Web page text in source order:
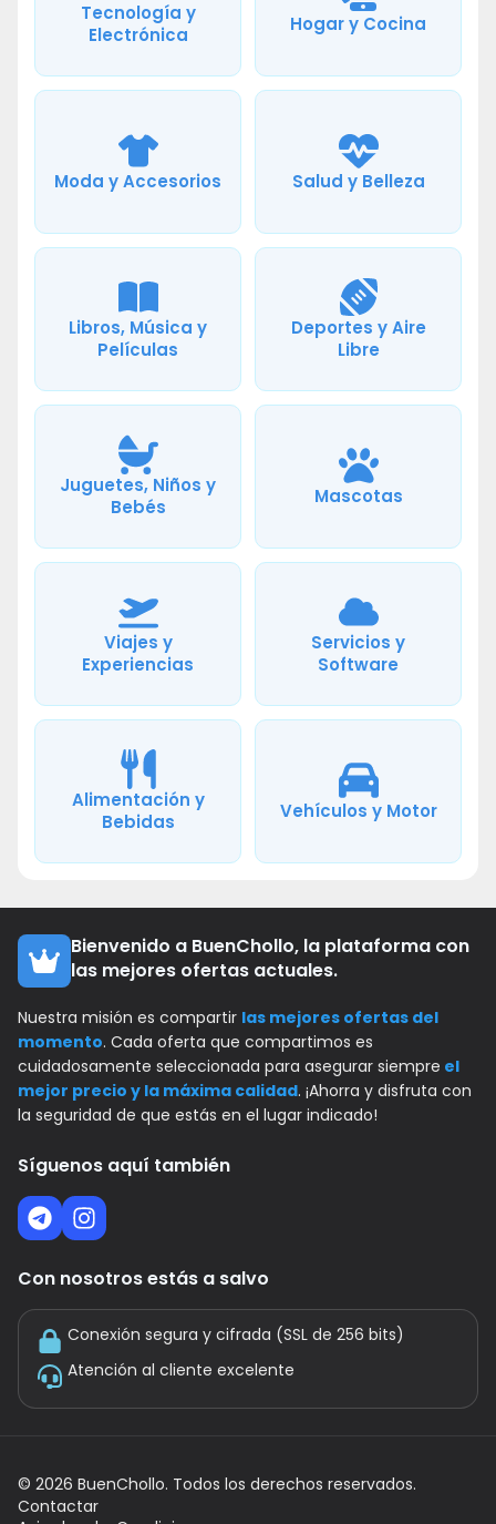
Tecnología y
Electrónica
Hogar y Cocina
Moda y Accesorios Salud y Belleza
Libros, Música y
Películas
Deportes y Aire
Libre
Juguetes, Niños y
Bebés
Mascotas
Viajes y
Experiencias
Servicios y
Software
Alimentación y
Bebidas
Vehículos y Motor
Bienvenido a BuenChollo, la plataforma con
las mejores ofertas actuales.
Nuestra misión es compartir las mejores ofertas del
momento. Cada oferta que compartimos es
cuidadosamente seleccionada para asegurar siempre el
mejor precio y la máxima calidad. ¡Ahorra y disfruta con
la seguridad de que estás en el lugar indicado!
Síguenos aquí también
Con nosotros estás a salvo
Conexión segura y cifrada (SSL de 256 bits)
Atención al cliente excelente
© 2026 BuenChollo. Todos los derechos reservados.
Contactar